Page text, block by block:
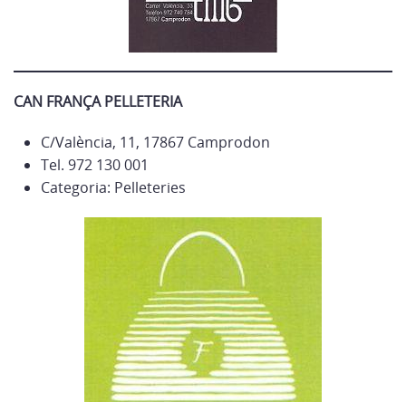
CAN FRANÇA PELLETERIA
C/València, 11, 17867 Camprodon
Tel. 972 130 001
Categoria: Pelleteries